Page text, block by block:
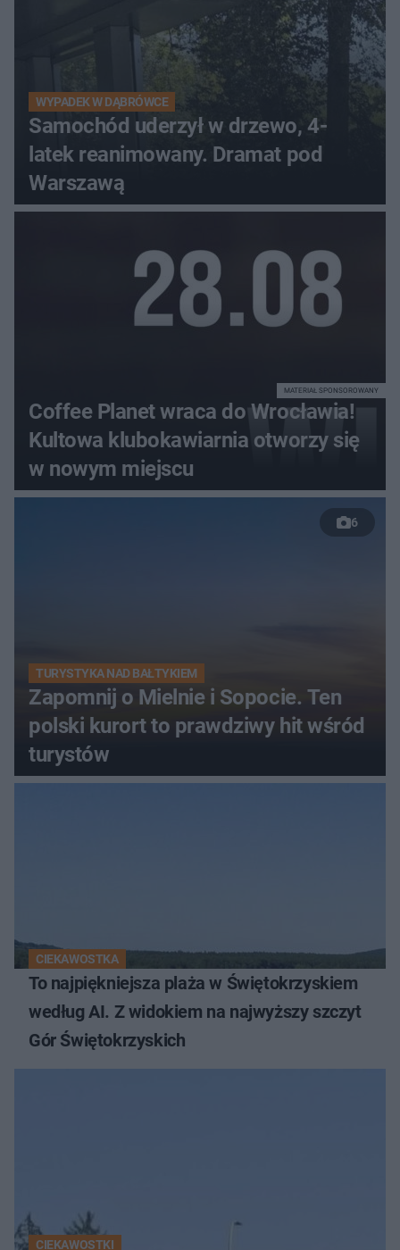
WYPADEK W DĄBRÓWCE
Samochód uderzył w drzewo, 4-
latek reanimowany. Dramat pod
Warszawą
Coffee Planet wraca do Wrocławia!
Kultowa klubokawiarnia otworzy się
w nowym miejscu
MATERIAŁ SPONSOROWANY
6
TURYSTYKA NAD BAŁTYKIEM
Zapomnij o Mielnie i Sopocie. Ten
polski kurort to prawdziwy hit wśród
turystów
CIEKAWOSTKA
To najpiękniejsza plaża w Świętokrzyskiem
według AI. Z widokiem na najwyższy szczyt
Gór Świętokrzyskich
CIEKAWOSTKI